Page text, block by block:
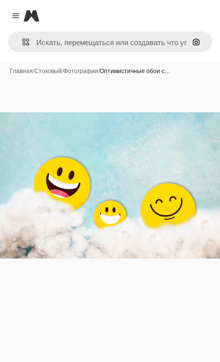
Close menu
Magnific
Поиск
Главная/Стоковый/Фотографии/Оптимистичные обои с…